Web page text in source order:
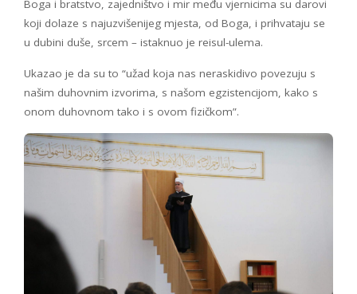
Boga i bratstvo, zajedništvo i mir među vjernicima su darovi
koji dolaze s najuzvišenijeg mjesta, od Boga, i prihvataju se
u dubini duše, srcem – istaknuo je reisul-ulema.
Ukazao je da su to “užad koja nas neraskidivo povezuju s
našim duhovnim izvorima, s našom egzistencijom, kako s
onom duhovnom tako i s ovom fizičkom”.